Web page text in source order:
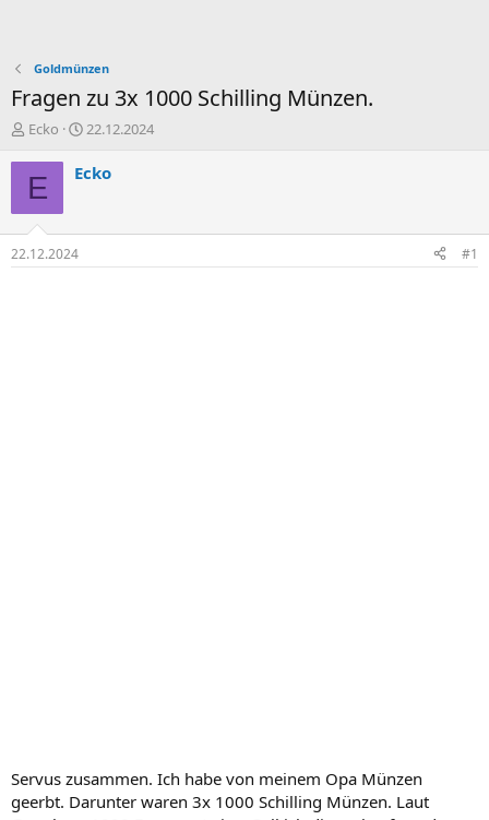
Goldmünzen
Fragen zu 3x 1000 Schilling Münzen.
E
s
e
Ecko
E
s
t
22.12.2024
E Ecko
22.12.2024 #1
Servus zusammen. Ich habe von meinem Opa Münzen
geerbt. Darunter waren 3x 1000 Schilling Münzen. Laut